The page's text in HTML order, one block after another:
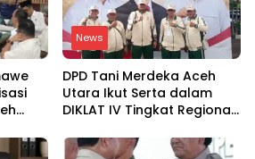
News
DPD Tani Merdeka Aceh
Utara Ikut Serta dalam
DIKLAT IV Tingkat Regional